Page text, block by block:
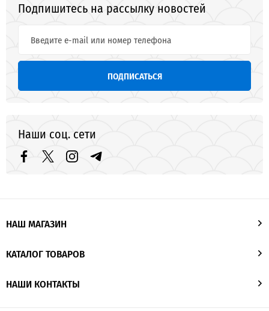
Подпишитесь на рассылку новостей
ПОДПИСАТЬСЯ
Наши соц. сети
НАШ МАГАЗИН
КАТАЛОГ ТОВАРОВ
НАШИ КОНТАКТЫ